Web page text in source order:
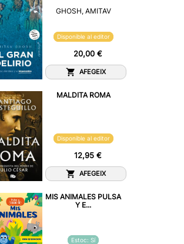
GHOSH, AMITAV
Disponible al editor
20,00 €
AFEGEIX
MALDITA ROMA
Disponible al editor
12,95 €
AFEGEIX
MIS ANIMALES PULSA
Y E...
Estoc: Sí